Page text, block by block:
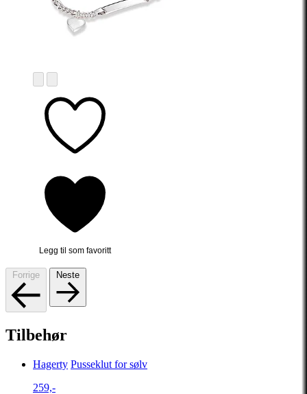
Legg til som favoritt
Forrige Neste
Tilbehør
Hagerty Pusseklut for sølv
259,-